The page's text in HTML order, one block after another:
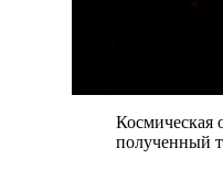
Космическая
полученный